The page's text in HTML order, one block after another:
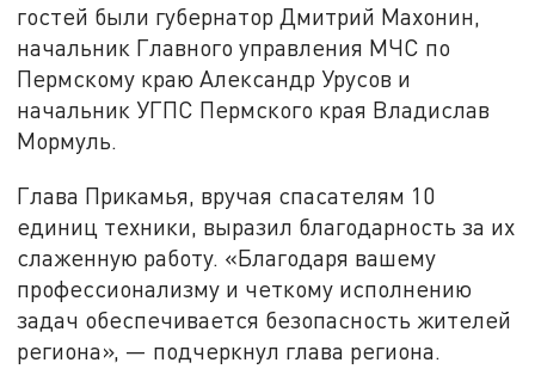
гостей были губернатор Дмитрий Махонин,
начальник Главного управления МЧС по
Пермскому краю Александр Урусов и
начальник УГПС Пермского края Владислав
Мормуль.
Глава Прикамья, вручая спасателям 10
единиц техники, выразил благодарность за их
слаженную работу. «Благодаря вашему
профессионализму и четкому исполнению
задач обеспечивается безопасность жителей
региона», — подчеркнул глава региона.